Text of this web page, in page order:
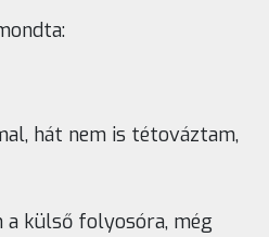
hát nem is tétováztam,
a külső folyosóra, még